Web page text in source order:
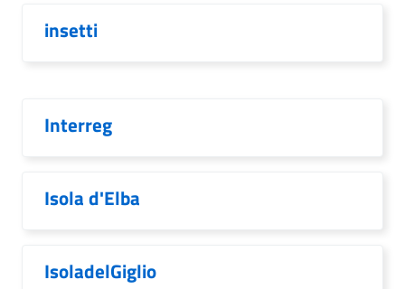
insetti
Interreg
Isola d'Elba
IsoladelGiglio